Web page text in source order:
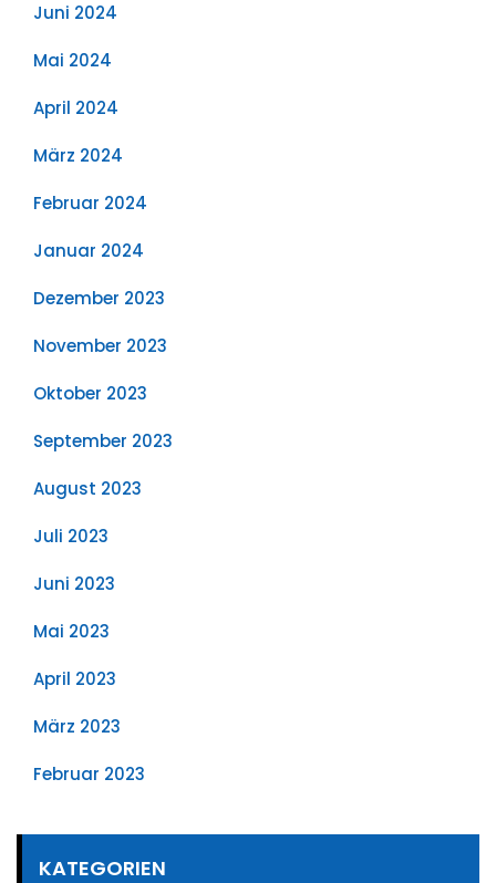
Juni 2024
Mai 2024
April 2024
März 2024
Februar 2024
Januar 2024
Dezember 2023
November 2023
Oktober 2023
September 2023
August 2023
Juli 2023
Juni 2023
Mai 2023
April 2023
März 2023
Februar 2023
KATEGORIEN